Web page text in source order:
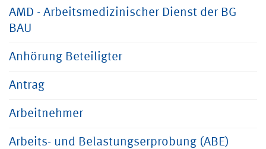
AMD - Arbeitsmedizinischer Dienst der BG
BAU
Anhörung Beteiligter
Antrag
Arbeitnehmer
Arbeits- und Belastungserprobung (ABE)